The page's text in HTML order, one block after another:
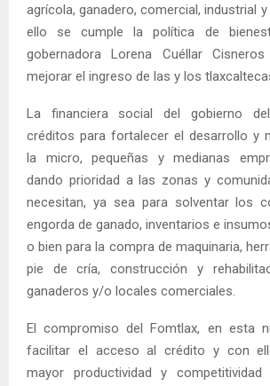
agrícola, ganadero, comercial, industrial
ello se cumple la política de
gobernadora Lorena Cuéllar
mejorar el ingreso de las y los
La financiera social del gobierno
créditos para fortalecer el desarrollo y
la micro, pequeñas y medianas
dando prioridad a las zonas y
necesitan, ya sea para solventar los
engorda de ganado, inventarios e
o bien para la compra de maquinaria,
pie de cría, construcción y
ganaderos y/o locales comerciales.
El compromiso del Fomtlax, en esta
facilitar el acceso al crédito y con
mayor productividad y